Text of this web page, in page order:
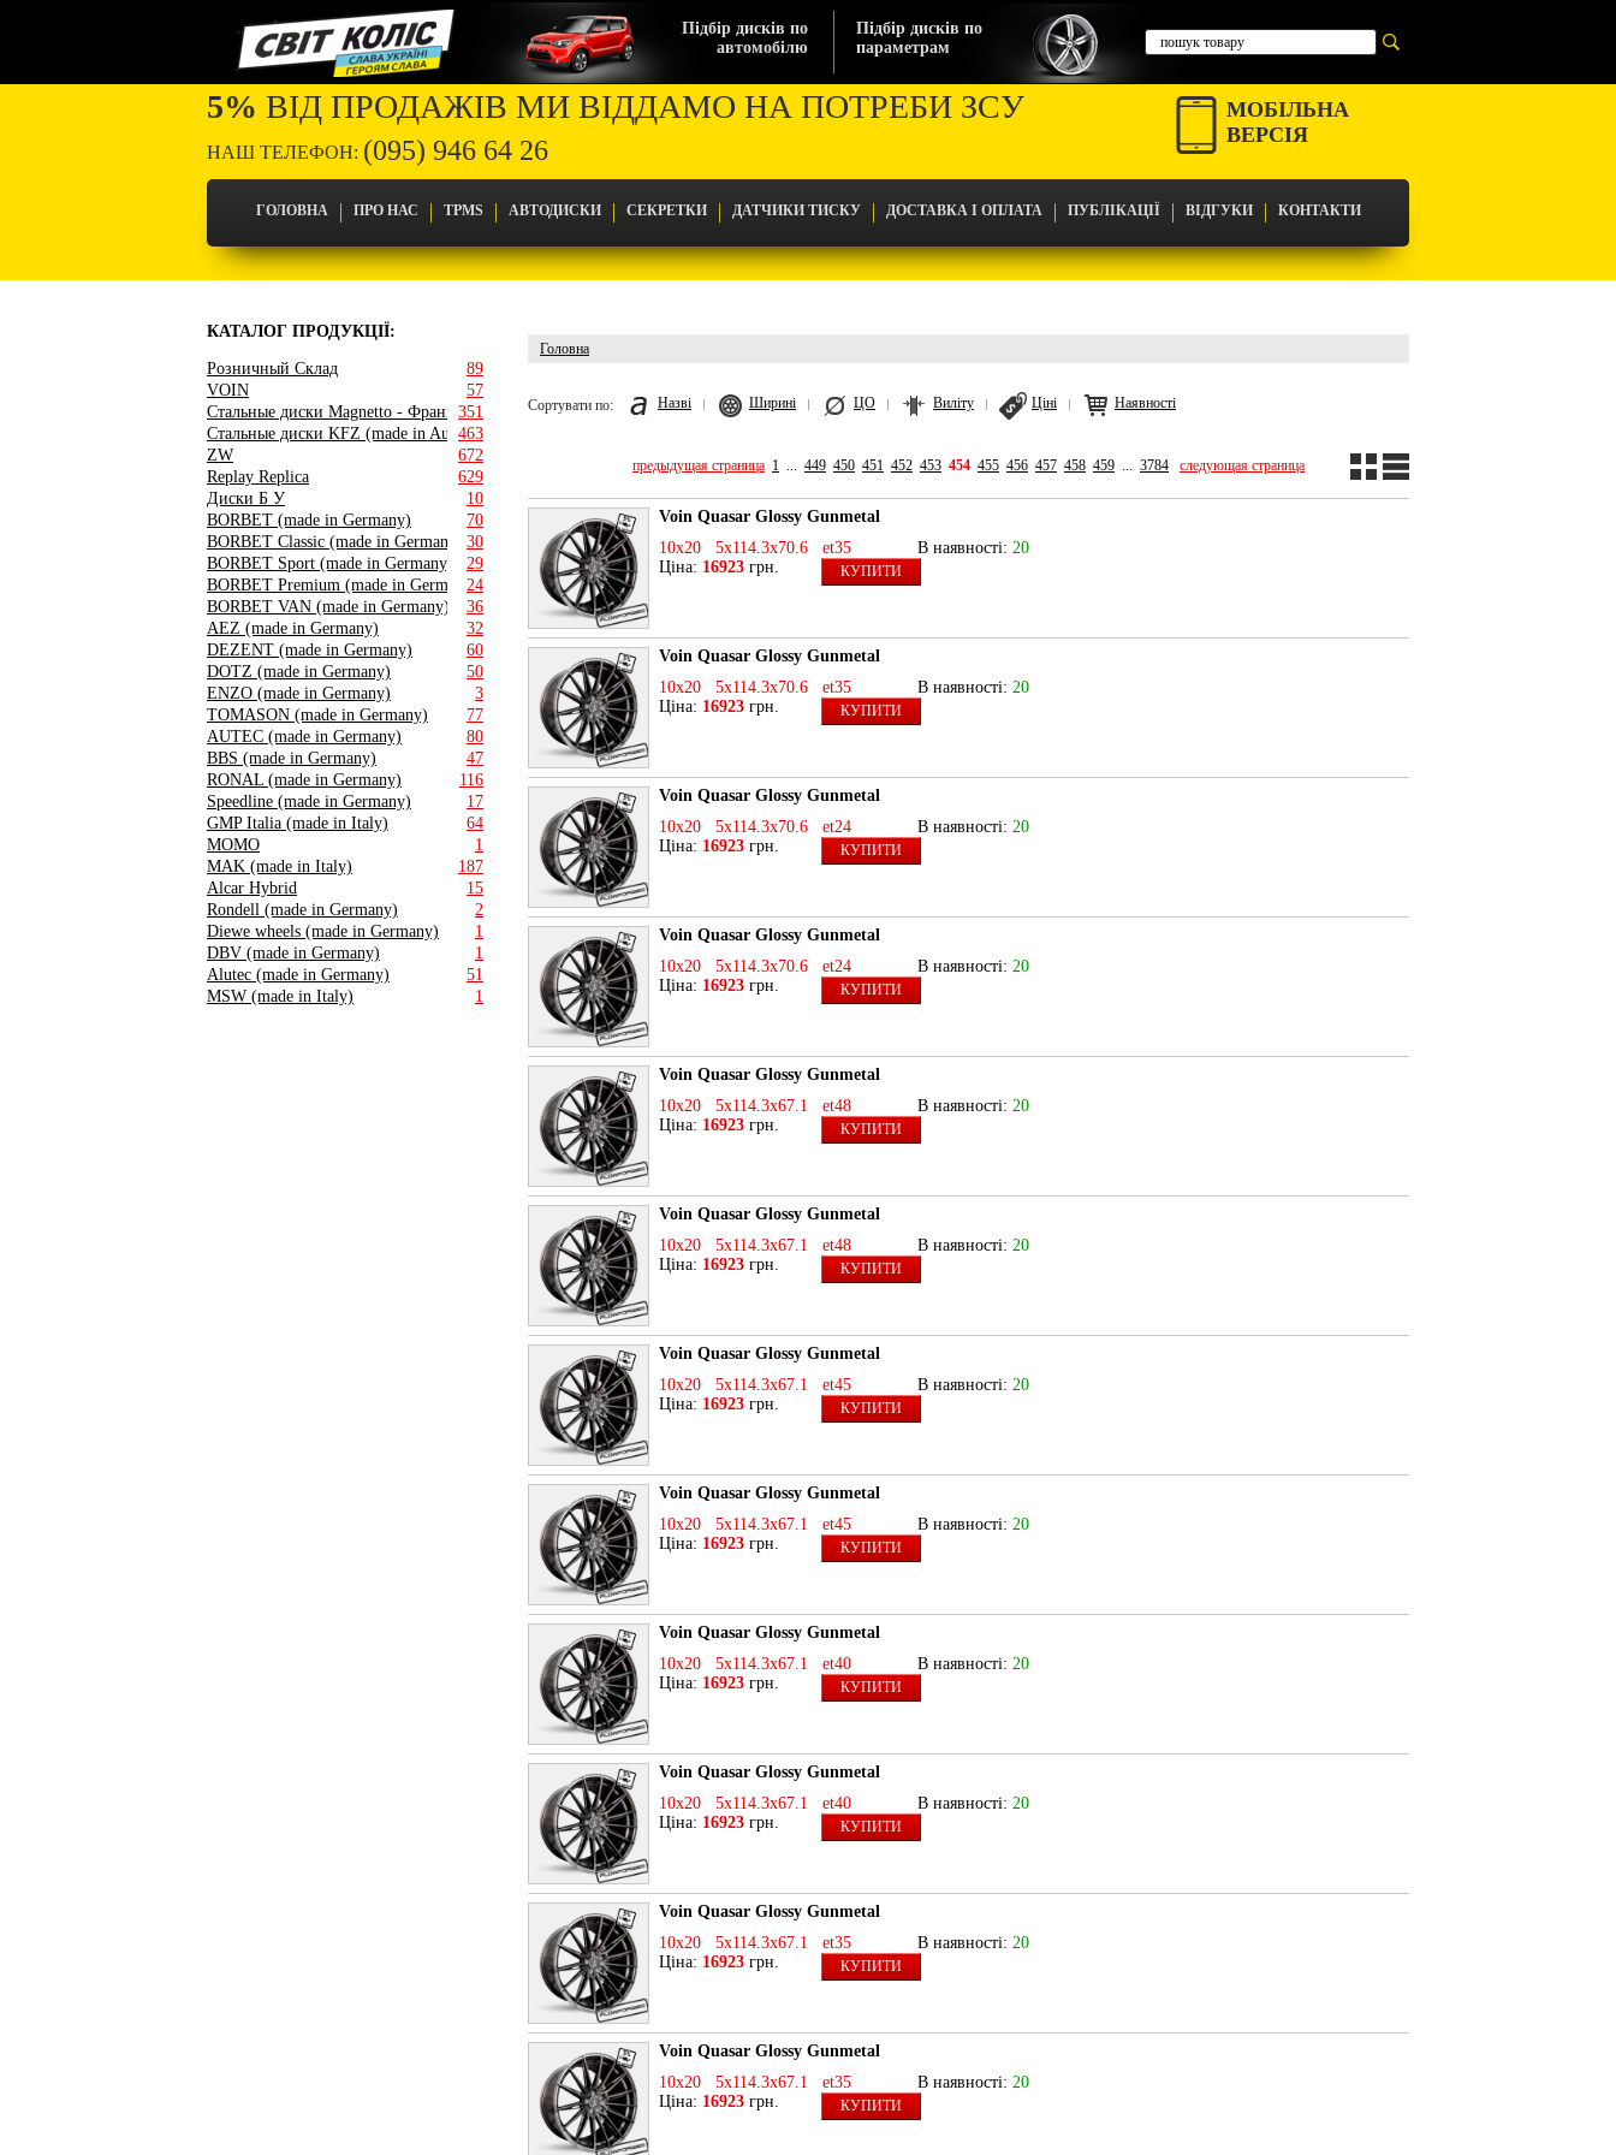
Підбір дисків по
автомобілю
Підбір дисків по
параметрам
МОБІЛЬНА
ВЕРСІЯ
5% ВІД ПРОДАЖІВ МИ ВІДДАМО НА ПОТРЕБИ ЗСУ
НАШ ТЕЛЕФОН: (095) 946 64 26
ГОЛОВНА ПРО НАС TPMS АВТОДИСКИ СЕКРЕТКИ ДАТЧИКИ ТИСКУ ДОСТАВКА І ОПЛАТА ПУБЛІКАЦІЇ ВІДГУКИ КОНТАКТИ
КАТАЛОГ ПРОДУКЦІЇ:
Розничный Склад
89
VOIN
57
Стальные диски Magnetto - Франция351
Стальные диски KFZ (made in Austria)
463
ZW
672
Replay Replica
629
Диски Б У
10
BORBET (made in Germany)
70
BORBET Classic (made in Germany)
30
BORBET Sport (made in Germany)
29
BORBET Premium (made in Germany)
24
BORBET VAN (made in Germany)
36
AEZ (made in Germany)
32
DEZENT (made in Germany)
60
DOTZ (made in Germany)
50
ENZO (made in Germany)
3
TOMASON (made in Germany)
77
AUTEC (made in Germany)
80
BBS (made in Germany)
47
RONAL (made in Germany)
116
Speedline (made in Germany)
17
GMP Italia (made in Italy)
64
MOMO
1
MAK (made in Italy)
187
Alcar Hybrid
15
Rondell (made in Germany)
2
Diewe wheels (made in Germany)
1
DBV (made in Germany)
1
Alutec (made in Germany)
51
MSW (made in Italy)
1
Головна
Сортувати по:
Назві Ширині ЦО Виліту Ціні Наявності
предыдущая страница 1 ... 449 450 451 452 453 454 455 456 457 458 459 ... 3784 следующая страница
Voin Quasar Glossy Gunmetal
10x20 5x114.3x70.6 et35
В наявності: 20
Ціна: 16923 грн. КУПИТИ
Voin Quasar Glossy Gunmetal
10x20 5x114.3x70.6 et35
В наявності: 20
Ціна: 16923 грн. КУПИТИ
Voin Quasar Glossy Gunmetal
10x20 5x114.3x70.6 et24
В наявності: 20
Ціна: 16923 грн. КУПИТИ
Voin Quasar Glossy Gunmetal
10x20 5x114.3x70.6 et24
В наявності: 20
Ціна: 16923 грн. КУПИТИ
Voin Quasar Glossy Gunmetal
10x20 5x114.3x67.1 et48
В наявності: 20
Ціна: 16923 грн. КУПИТИ
Voin Quasar Glossy Gunmetal
10x20 5x114.3x67.1 et48
В наявності: 20
Ціна: 16923 грн. КУПИТИ
Voin Quasar Glossy Gunmetal
10x20 5x114.3x67.1 et45
В наявності: 20
Ціна: 16923 грн. КУПИТИ
Voin Quasar Glossy Gunmetal
10x20 5x114.3x67.1 et45
В наявності: 20
Ціна: 16923 грн. КУПИТИ
Voin Quasar Glossy Gunmetal
10x20 5x114.3x67.1 et40
В наявності: 20
Ціна: 16923 грн. КУПИТИ
Voin Quasar Glossy Gunmetal
10x20 5x114.3x67.1 et40
В наявності: 20
Ціна: 16923 грн. КУПИТИ
Voin Quasar Glossy Gunmetal
10x20 5x114.3x67.1 et35
В наявності: 20
Ціна: 16923 грн. КУПИТИ
Voin Quasar Glossy Gunmetal
10x20 5x114.3x67.1 et35
В наявності: 20
Ціна: 16923 грн. КУПИТИ